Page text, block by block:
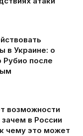
в Украине: о
Рубио после
возможности
в России
чему это может